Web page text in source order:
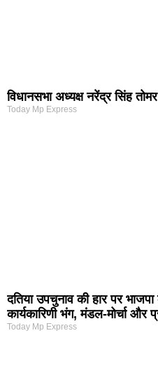
विधानसभा अध्यक्ष नरेंद्र सिंह
Today Mp Express
दतिया उपचुनाव की हार पर
कार्यकारिणी भंग, मंडल-मोर्चा और
Today Mp Express